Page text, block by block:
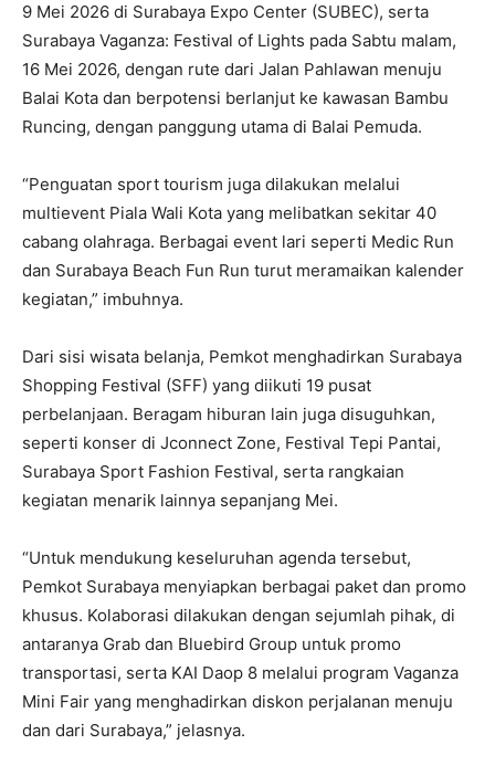
9 Mei 2026 di Surabaya Expo Center (SUBEC), serta
Surabaya Vaganza: Festival of Lights pada Sabtu malam,
16 Mei 2026, dengan rute dari Jalan Pahlawan menuju
Balai Kota dan berpotensi berlanjut ke kawasan Bambu
Runcing, dengan panggung utama di Balai Pemuda.
“Penguatan sport tourism juga dilakukan melalui
multievent Piala Wali Kota yang melibatkan sekitar 40
cabang olahraga. Berbagai event lari seperti Medic Run
dan Surabaya Beach Fun Run turut meramaikan kalender
kegiatan,” imbuhnya.
Dari sisi wisata belanja, Pemkot menghadirkan Surabaya
Shopping Festival (SFF) yang diikuti 19 pusat
perbelanjaan. Beragam hiburan lain juga disuguhkan,
seperti konser di Jconnect Zone, Festival Tepi Pantai,
Surabaya Sport Fashion Festival, serta rangkaian
kegiatan menarik lainnya sepanjang Mei.
“Untuk mendukung keseluruhan agenda tersebut,
Pemkot Surabaya menyiapkan berbagai paket dan promo
khusus. Kolaborasi dilakukan dengan sejumlah pihak, di
antaranya Grab dan Bluebird Group untuk promo
transportasi, serta KAI Daop 8 melalui program Vaganza
Mini Fair yang menghadirkan diskon perjalanan menuju
dan dari Surabaya,” jelasnya.